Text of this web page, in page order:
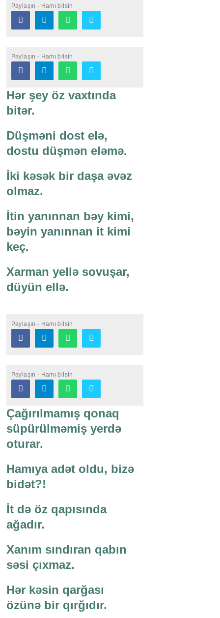
Paylaşın - Hamı bilsin
Paylaşın - Hamı bilsin
Hər şey öz vaxtında
bitər.
Düşməni dost elə,
dostu düşmən eləmə.
İki kəsək bir daşa əvəz
olmaz.
İtin yanınnan bəy kimi,
bəyin yanınnan it kimi
keç.
Xarman yellə sovuşar,
düyün ellə.
Paylaşın - Hamı bilsin
Paylaşın - Hamı bilsin
Çağırılmamış qonaq
süpürülməmiş yerdə
oturar.
Hamıya adət oldu, bizə
bidət?!
İt də öz qapısında
ağadır.
Xanım sındıran qabın
səsi çıxmaz.
Hər kəsin qarğası
özünə bir qırğıdır.